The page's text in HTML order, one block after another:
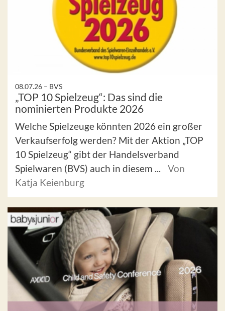
08.07.26 – BVS
„TOP 10 Spielzeug“: Das sind die
nominierten Produkte 2026
Welche Spielzeuge könnten 2026 ein großer
Verkaufserfolg werden? Mit der Aktion „TOP
10 Spielzeug“ gibt der Handelsverband
Spielwaren (BVS) auch in diesem ...
Von
Katja Keienburg